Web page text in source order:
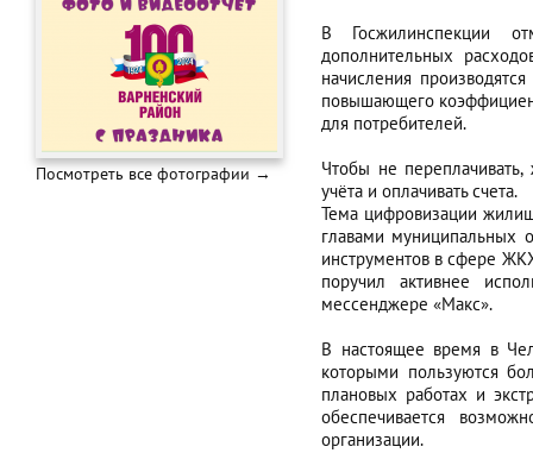
В Госжилинспекции
дополнительных
начисления
повышающего
для потребителей.
Чтобы не
учёта и оплачивать счета.
Тема цифровизации
главами муниципальных
инструментов в сфере
поручил активнее
мессенджере «Макс».
В настоящее время в
которыми пользуются
плановых работах и
обеспечивается
организации.
Посмотреть все фотографии →